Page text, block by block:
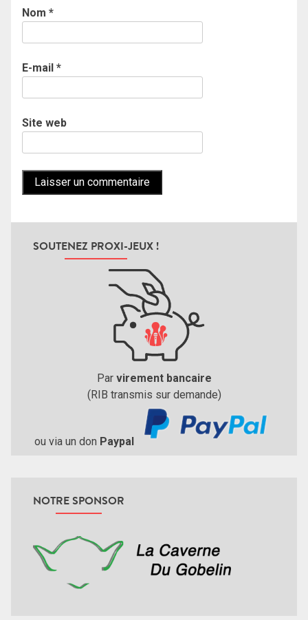
Nom *
E-mail *
Site web
SOUTENEZ PROXI-JEUX !
Par virement bancaire
(RIB transmis sur demande)
ou via un don Paypal
NOTRE SPONSOR